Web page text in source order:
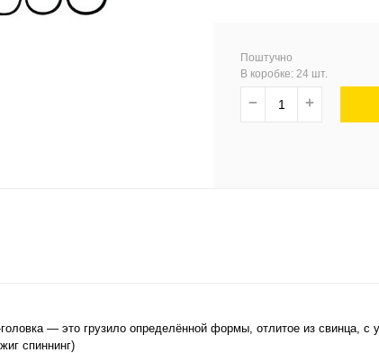
Поштучно
В коробке: 24 шт.
− +
— это грузило определённой формы, отлитое из свинца,
спиннинг)